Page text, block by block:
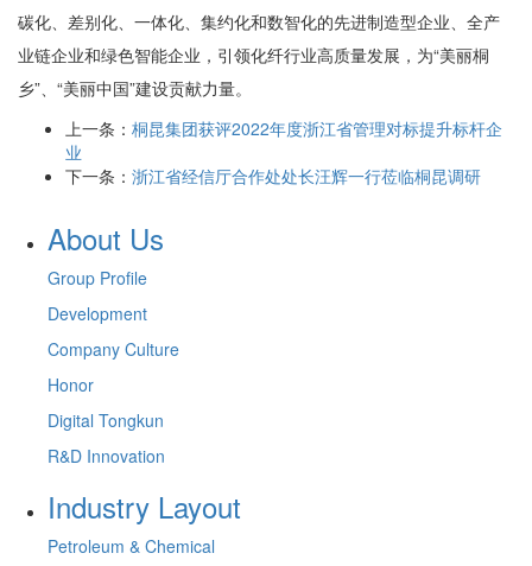
碳化、差别化、一体化、集约化和数智化的先进制造型企业、全产
业链企业和绿色智能企业，引领化纤行业高质量发展，为“美丽桐
乡”、“美丽中国”建设贡献力量。
上一条： 桐昆集团获评2022年度浙江省管理对标提升标杆企
业
下一条： 浙江省经信厅合作处处长汪辉一行莅临桐昆调研
About Us
Group Profile
Development
Company Culture
Honor
Digital Tongkun
R&D Innovation
Industry Layout
Petroleum & Chemical